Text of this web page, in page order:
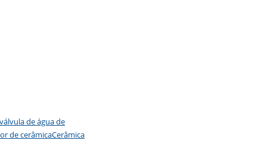
de água de
de cerâmicaCerâmica